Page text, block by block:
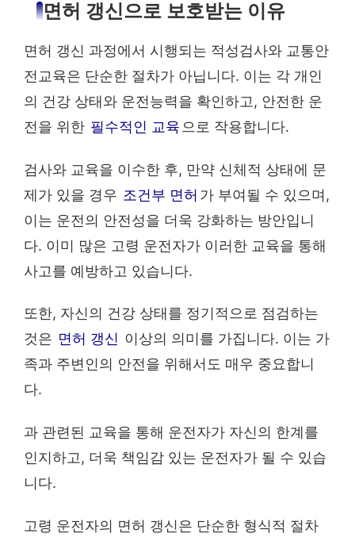
면허 갱신으로 보호받는 이유
면허 갱신 과정에서 시행되는 적성검사와 교통안
전교육은 단순한 절차가 아닙니다. 이는 각 개인
의 건강 상태와 운전능력을 확인하고, 안전한 운
전을 위한 필수적인 교육으로 작용합니다.
검사와 교육을 이수한 후, 만약 신체적 상태에 문
제가 있을 경우 조건부 면허 가 부여될 수 있으며,
이는 운전의 안전성을 더욱 강화하는 방안입니
다. 이미 많은 고령 운전자가 이러한 교육을 통해
사고를 예방하고 있습니다.
또한, 자신의 건강 상태를 정기적으로 점검하는
것은 면허 갱신 이상의 의미를 가집니다. 이는 가
족과 주변인의 안전을 위해서도 매우 중요합니
다.
과 관련된 교육을 통해 운전자가 자신의 한계를
인지하고, 더욱 책임감 있는 운전자가 될 수 있습
니다.
고령 운전자의 면허 갱신은 단순한 형식적 절차